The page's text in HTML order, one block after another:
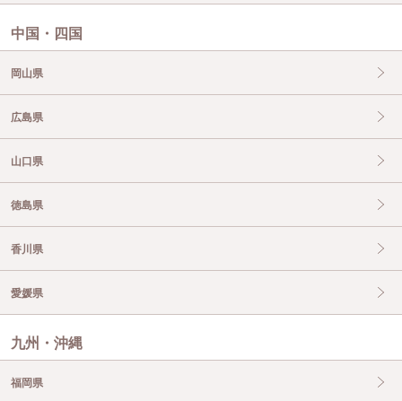
中国・四国
岡山県
広島県
山口県
徳島県
香川県
愛媛県
九州・沖縄
福岡県